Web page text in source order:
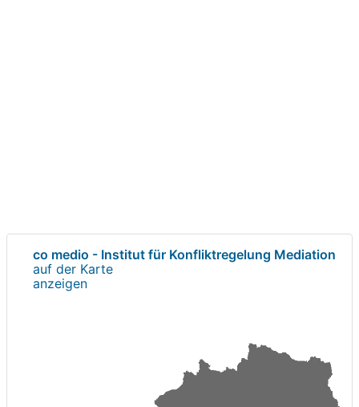
co medio - Institut für Konfliktregelung Mediation
auf der Karte
anzeigen